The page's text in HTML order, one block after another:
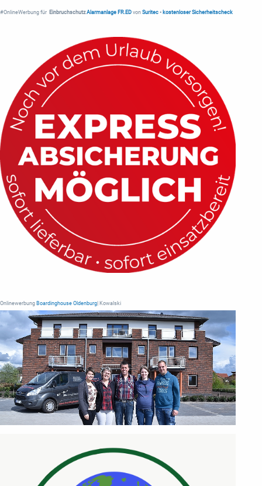
#OnlineWerbung für Einbruchschutz Alarmanlage FR.ED von Suritec • kostenloser Sicherheitscheck
Onlinewerbung Boardinghouse Oldenburg | Kowalski